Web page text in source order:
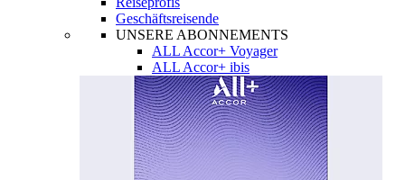
Geschäftsreisende
UNSERE ABONNEMENTS
ALL Accor+ Voyager
ALL Accor+ ibis